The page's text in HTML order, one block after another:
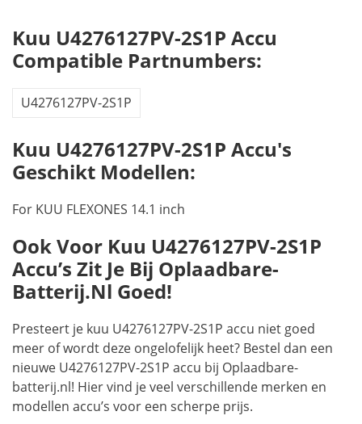
Kuu U4276127PV-2S1P Accu
Compatible Partnumbers:
U4276127PV-2S1P
Kuu U4276127PV-2S1P Accu's
Geschikt Modellen:
For KUU FLEXONES 14.1 inch
Ook Voor Kuu U4276127PV-2S1P
Accu’s Zit Je Bij Oplaadbare-
Batterij.nl Goed!
Presteert je kuu U4276127PV-2S1P accu niet goed
meer of wordt deze ongelofelijk heet? Bestel dan een
nieuwe U4276127PV-2S1P accu bij Oplaadbare-
batterij.nl! Hier vind je veel verschillende merken en
modellen accu’s voor een scherpe prijs.